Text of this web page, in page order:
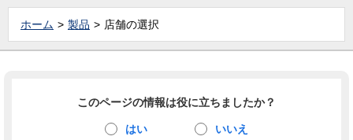
ホーム 製品 店舗の選択
このページの情報は役に立ちましたか？
はい いいえ